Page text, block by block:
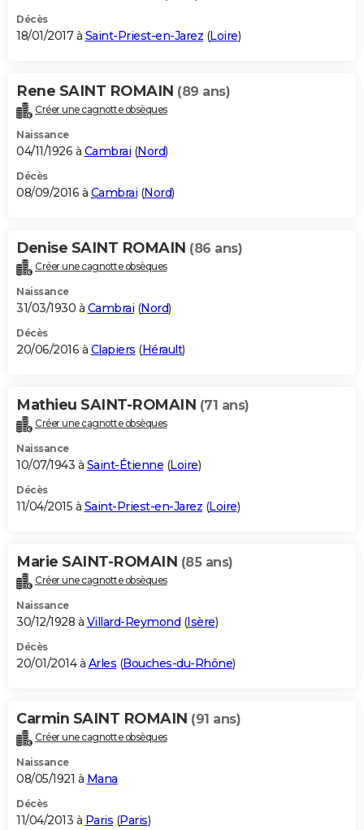
Décès
18/01/2017 à Saint-Priest-en-Jarez (Loire)
Rene SAINT ROMAIN (89 ans)
Créer une cagnotte obsèques
Naissance
04/11/1926 à Cambrai (Nord)
Décès
08/09/2016 à Cambrai (Nord)
Denise SAINT ROMAIN (86 ans)
Créer une cagnotte obsèques
Naissance
31/03/1930 à Cambrai (Nord)
Décès
20/06/2016 à Clapiers (Hérault)
Mathieu SAINT-ROMAIN (71 ans)
Créer une cagnotte obsèques
Naissance
10/07/1943 à Saint-Étienne (Loire)
Décès
11/04/2015 à Saint-Priest-en-Jarez (Loire)
Marie SAINT-ROMAIN (85 ans)
Créer une cagnotte obsèques
Naissance
30/12/1928 à Villard-Reymond (Isère)
Décès
20/01/2014 à Arles (Bouches-du-Rhône)
Carmin SAINT ROMAIN (91 ans)
Créer une cagnotte obsèques
Naissance
08/05/1921 à Mana
Décès
11/04/2013 à Paris (Paris)